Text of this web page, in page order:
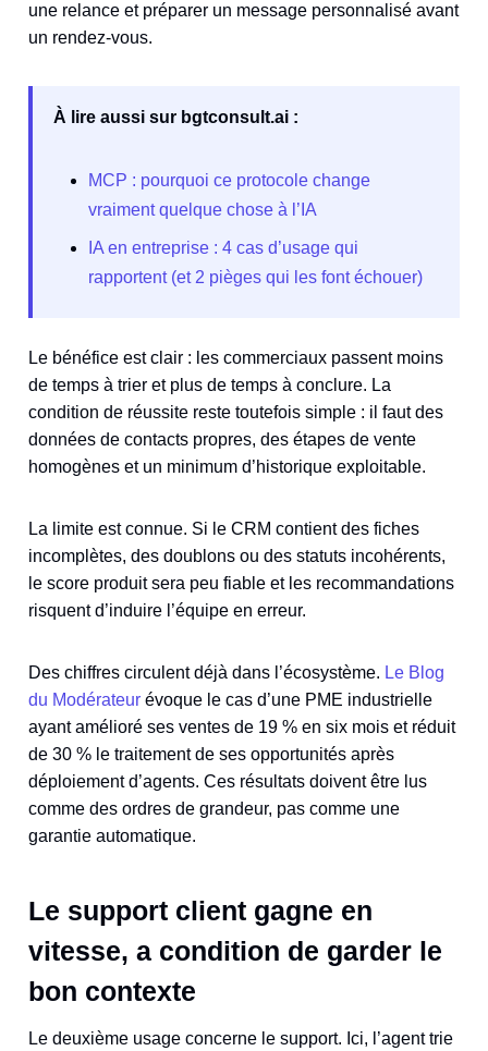
une relance et préparer un message personnalisé avant
un rendez-vous.
À lire aussi sur bgtconsult.ai :
MCP : pourquoi ce protocole change
vraiment quelque chose à l’IA
IA en entreprise : 4 cas d’usage qui
rapportent (et 2 pièges qui les font échouer)
Le bénéfice est clair : les commerciaux passent moins
de temps à trier et plus de temps à conclure. La
condition de réussite reste toutefois simple : il faut des
données de contacts propres, des étapes de vente
homogènes et un minimum d’historique exploitable.
La limite est connue. Si le CRM contient des fiches
incomplètes, des doublons ou des statuts incohérents,
le score produit sera peu fiable et les recommandations
risquent d’induire l’équipe en erreur.
Des chiffres circulent déjà dans l’écosystème. Le Blog
du Modérateur évoque le cas d’une PME industrielle
ayant amélioré ses ventes de 19 % en six mois et réduit
de 30 % le traitement de ses opportunités après
déploiement d’agents. Ces résultats doivent être lus
comme des ordres de grandeur, pas comme une
garantie automatique.
Le support client gagne en
vitesse, a condition de garder le
bon contexte
Le deuxième usage concerne le support. Ici, l’agent trie